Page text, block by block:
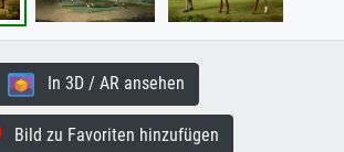
In 3D / AR ansehen
Bild zu Favoriten hinzufügen